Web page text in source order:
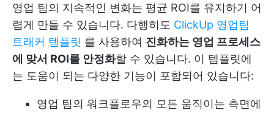
영업 팀의 지속적인 변화는 평균 ROI를 유지하기 어
렵게 만들 수 있습니다. 다행히도 ClickUp 영업팀
트래커 템플릿 를 사용하여 진화하는 영업 프로세스
에 맞서 ROI를 안정화할 수 있습니다. 이 템플릿에
는 도움이 되는 다양한 기능이 포함되어 있습니다:
영업 팀의 워크플로우의 모든 움직이는 측면에